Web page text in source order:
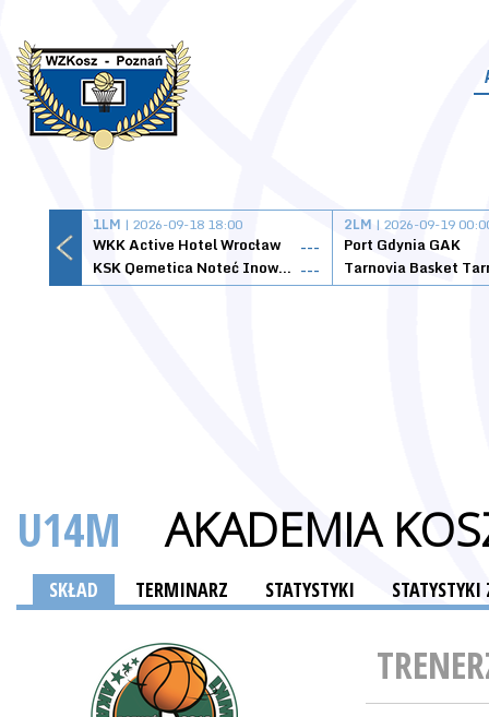
1LM | 2026-09-18 18:00
WKK Active Hotel Wrocław
---
KSK Qemetica Noteć Inowrocław ---
2LM | 2026-09-19
Port Gdynia GAK
U14M AKADEMIA
SKŁAD TERMINARZ STATYSTYKI